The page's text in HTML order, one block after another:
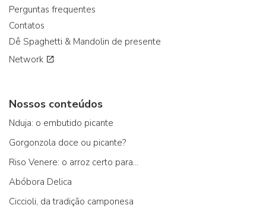
Perguntas frequentes
Contatos
Dê Spaghetti & Mandolin de presente
Network
Nossos conteúdos
Nduja: o embutido picante
Gorgonzola doce ou picante?
Riso Venere: o arroz certo para...
Abóbora Delica
Ciccioli, da tradição camponesa